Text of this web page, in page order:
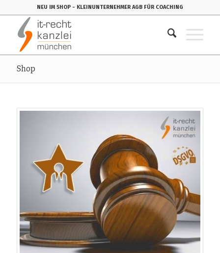
NEU IM SHOP - KLEINUNTERNEHMER AGB FÜR COACHING
Shop